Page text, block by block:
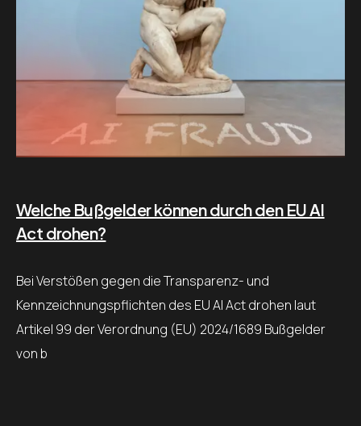
Welche Bußgelder können durch den EU AI
Act drohen?
Bei Verstößen gegen die Transparenz- und
Kennzeichnungspflichten des EU AI Act drohen laut
Artikel 99 der Verordnung (EU) 2024/1689 Bußgelder
von b